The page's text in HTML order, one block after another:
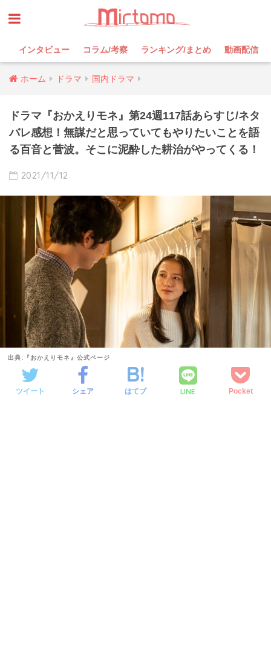
インタビュー コラム/考察 ランキング/まとめ 動画配信
ホーム ドラマ 国内ドラマ
ドラマ『おかえりモネ』第24週117話あらすじ/ネタ
バレ感想！無謀だと思っていてもやりたいことを語
る百音と菅波。そこに泥酔した耕治がやってくる！
2021/11/12
出典:『おかえりモネ』公式ページ
ツイート シェア はてブ LINE Pocket